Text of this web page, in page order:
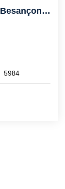
Appartement 3 Pièces À Louer À Besançon - Réf 5984
5984